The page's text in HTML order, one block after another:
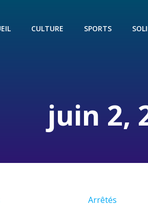
CULTURE SPORTS
juin 2,
Arrêtés